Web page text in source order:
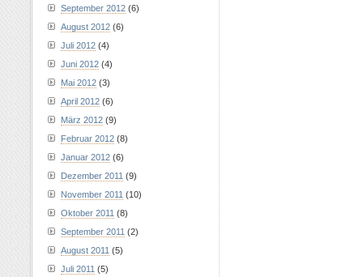
September 2012 (6)
August 2012 (6)
Juli 2012 (4)
Juni 2012 (4)
Mai 2012 (3)
April 2012 (6)
März 2012 (9)
Februar 2012 (8)
Januar 2012 (6)
Dezember 2011 (9)
November 2011 (10)
Oktober 2011 (8)
September 2011 (2)
August 2011 (5)
Juli 2011 (5)